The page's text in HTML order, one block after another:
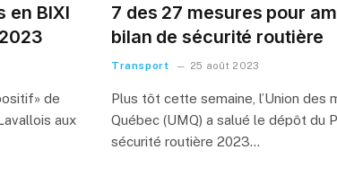
en BIXI
de
aux
7 des 27 mesures pour
bilan de sécurité routière
Transport 25 août 2023
Plus tôt cette semaine, l’Union des
Québec (UMQ) a salué le dépôt du
sécurité routière 2023…